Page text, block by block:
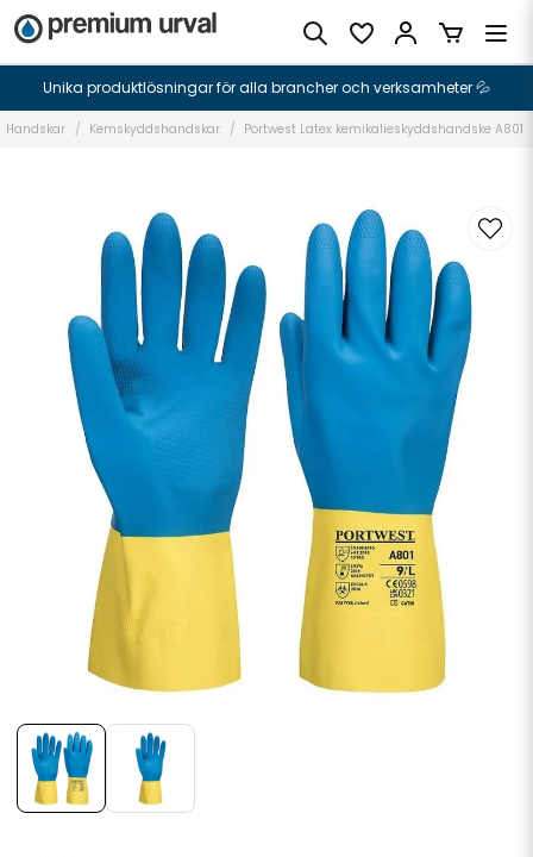
Unika produktlösningar för alla brancher och verksamheter 💦
Handskar Kemskyddshandskar Portwest Latex kemikalieskyddshandske A801